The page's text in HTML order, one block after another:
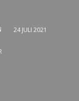
24 JULI 2021